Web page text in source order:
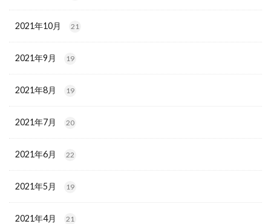
2021年10月 21
2021年9月 19
2021年8月 19
2021年7月 20
2021年6月 22
2021年5月 19
2021年4月 21